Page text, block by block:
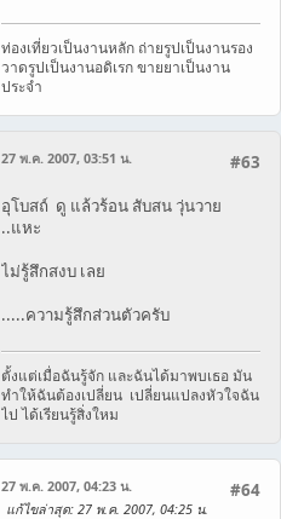
ท่องเที่ยวเป็นงานหลัก ถ่ายรูปเป็นงานรอง
วาดรูปเป็นงานอดิเรก ขายยาเป็นงาน
ประจำ
#63
27 พ.ค. 2007, 03:51 น.
อุโบสถ์ ดู แล้วร้อน สับสน วุ่นวาย
..แหะ
ไม่รู้สึกสงบ เลย
.....ความรู้สึกส่วนตัวครับ
ตั้งแต่เมื่อฉันรู้จัก และฉันได้มาพบเธอ มัน
ทำให้ฉันต้องเปลี่ยน เปลี่ยนแปลงหัวใจฉัน
ไป ได้เรียนรู้สิ่งใหม
#64
27 พ.ค. 2007, 04:23 น.
แก้ไขล่าสุด: 27 พ.ค. 2007, 04:25 น.